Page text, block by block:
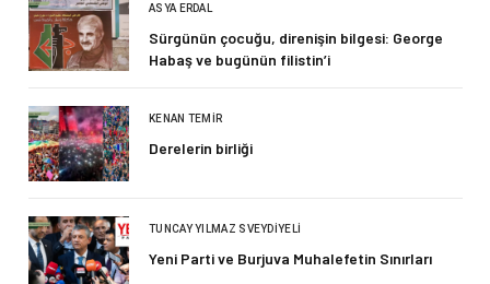
ASYA ERDAL
Sürgünün çocuğu, direnişin bilgesi: George
Habaş ve bugünün filistin’i
KENAN TEMIR
Derelerin birliği
TUNCAY YILMAZ SVEYDIYELI
Yeni Parti ve Burjuva Muhalefetin Sınırları